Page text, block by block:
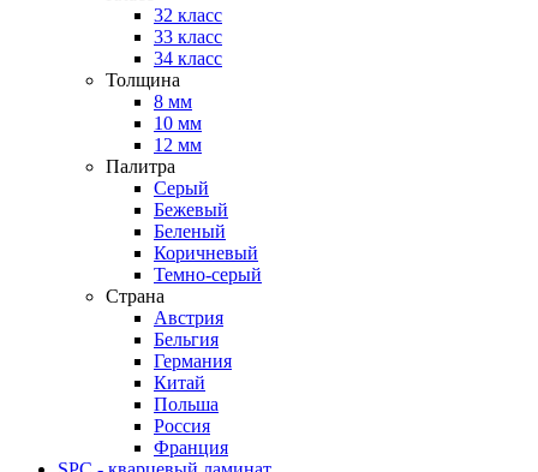
32 класс
33 класс
34 класс
Толщина
8 мм
10 мм
12 мм
Палитра
Серый
Бежевый
Беленый
Коричневый
Темно-серый
Страна
Австрия
Бельгия
Германия
Китай
Польша
Россия
Франция